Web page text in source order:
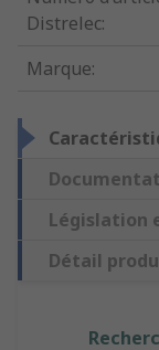
Distrelec:
Marque:
Législation
Détail